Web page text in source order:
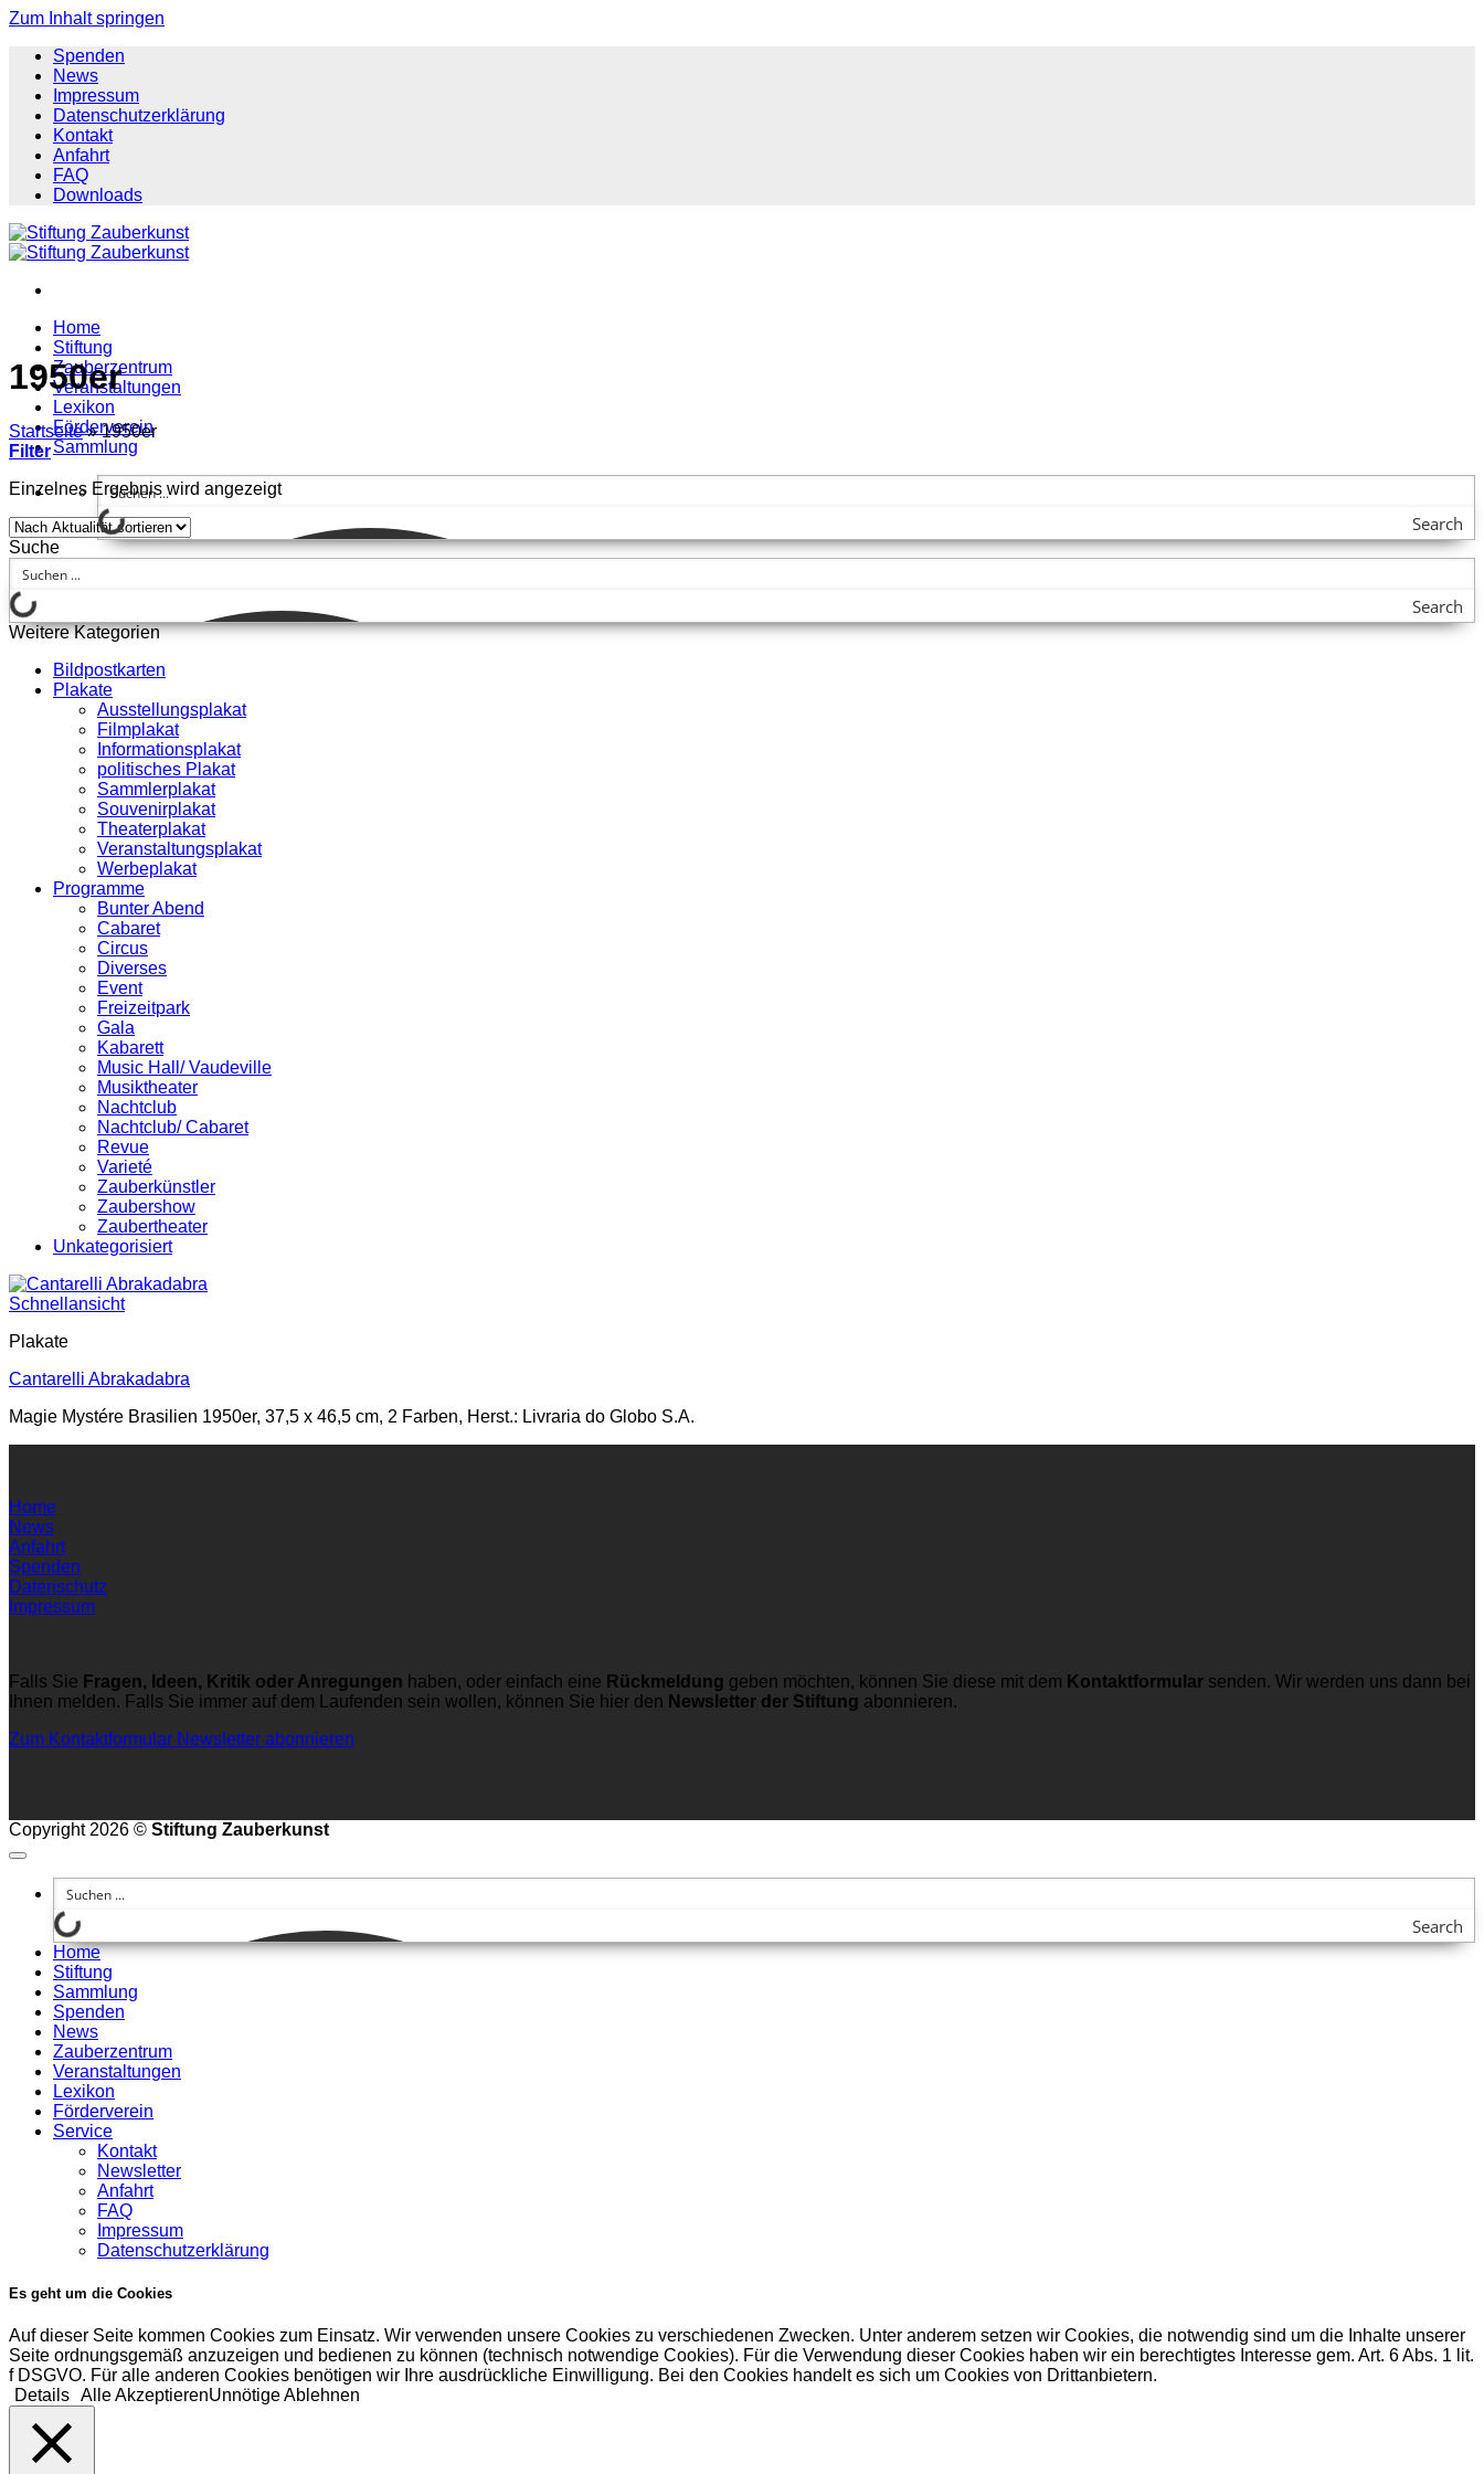
Zum Inhalt springen
Spenden
News
Impressum
Datenschutzerklärung
Kontakt
Anfahrt
FAQ
Downloads
Home
Stiftung
Zauberzentrum
Veranstaltungen
Lexikon
Förderverein
Sammlung
Search
1950er
Startseite » 1950er
Filter
Einzelnes Ergebnis wird angezeigt
Suche
Search
Weitere Kategorien
Bildpostkarten
Plakate
Ausstellungsplakat
Filmplakat
Informationsplakat
politisches Plakat
Sammlerplakat
Souvenirplakat
Theaterplakat
Veranstaltungsplakat
Werbeplakat
Programme
Bunter Abend
Cabaret
Circus
Diverses
Event
Freizeitpark
Gala
Kabarett
Music Hall/ Vaudeville
Musiktheater
Nachtclub
Nachtclub/ Cabaret
Revue
Varieté
Zauberkünstler
Zaubershow
Zaubertheater
Unkategorisiert
Schnellansicht
Plakate
Cantarelli Abrakadabra
Magie Mystére Brasilien 1950er, 37,5 x 46,5 cm, 2 Farben, Herst.: Livraria do Globo S.A.
Home
News
Anfahrt
Spenden
Datenschutz
Impressum
Falls Sie Fragen, Ideen, Kritik oder Anregungen haben, oder einfach eine Rückmeldung geben möchten, können Sie diese mit dem Kontaktformular senden. Wir werden uns dann bei
Ihnen melden. Falls Sie immer auf dem Laufenden sein wollen, können Sie hier den Newsletter der Stiftung abonnieren.
Zum Kontaktformular Newsletter abonnieren
Copyright 2026 © Stiftung Zauberkunst
Search
Home
Stiftung
Sammlung
Spenden
News
Zauberzentrum
Veranstaltungen
Lexikon
Förderverein
Service
Kontakt
Newsletter
Anfahrt
FAQ
Impressum
Datenschutzerklärung
Es geht um die Cookies
Auf dieser Seite kommen Cookies zum Einsatz. Wir verwenden unsere Cookies zu verschiedenen Zwecken. Unter anderem setzen wir Cookies, die notwendig sind um die Inhalte unserer
Seite ordnungsgemäß anzuzeigen und bedienen zu können (technisch notwendige Cookies). Für die Verwendung dieser Cookies haben wir ein berechtigtes Interesse gem. Art. 6 Abs. 1 lit.
f DSGVO. Für alle anderen Cookies benötigen wir Ihre ausdrückliche Einwilligung. Bei den Cookies handelt es sich um Cookies von Drittanbietern.
Details Alle AkzeptierenUnnötige Ablehnen